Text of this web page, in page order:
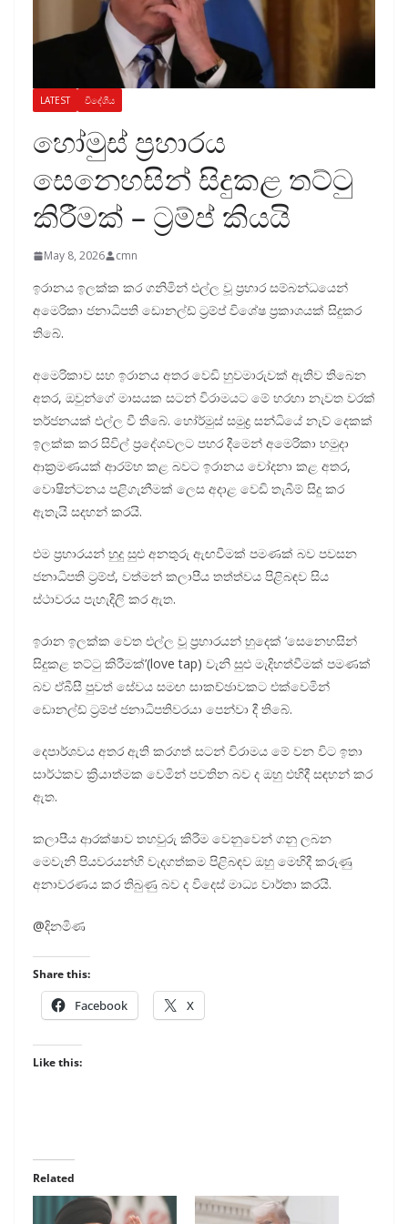
LATEST විදේශීය
හෝමුස් ප්‍රහාරය
සෙනෙහසින් සිදුකළ තට්ටු
කිරීමක් – ට්‍රම්ප් කියයි
May 8, 2026 cmn
ඉරානය ඉලක්ක කර ගනිමින් එල්ල වූ ප්‍රහාර සම්බන්ධයෙන්
අමෙරිකා ජනාධිපති ඩොනල්ඩ් ට්‍රම්ප් විශේෂ ප්‍රකාශයක් සිදුකර
තිබේ.
අමෙරිකාව සහ ඉරානය අතර වෙඩි හුවමාරුවක් ඇතිව තිබෙන
අතර, ඔවුන්ගේ මාසයක සටන් විරාමයට මේ හරහා නැවත වරක්
තර්ජනයක් එල්ල වී තිබේ. හෝර්මුස් සමුද්‍ර සන්ධියේ නැව් දෙකක්
ඉලක්ක කර සිවිල් ප්‍රදේශවලට පහර දීමෙන් අමෙරිකා හමුදා
ආක්‍රමණයක් ආරම්භ කළ බවට ඉරානය චෝදනා කළ අතර,
වොෂින්ටනය පළිගැනීමක් ලෙස අදාළ වෙඩි තැබීම් සිදු කර
ඇතැයි සදහන් කරයි.
එම ප්‍රහාරයන් හුදු සුළු අනතුරු ඇඟවීමක් පමණක් බව පවසන
ජනාධිපති ට්‍රම්ප්, වත්මන් කලාපීය තත්ත්වය පිළිබඳව සිය
ස්ථාවරය පැහැදිලි කර ඇත.
​ඉරාන ඉලක්ක වෙත එල්ල වූ ප්‍රහාරයන් හුදෙක් ‘සෙනෙහසින්
සිදුකළ තට්ටු කිරීමක්’(love tap) වැනි සුළු මැදිහත්වීමක් පමණක්
බව ඒබීසී පුවත් සේවය සමඟ සාකච්ඡාවකට එක්වෙමින්
ඩොනල්ඩ් ට්‍රම්ප් ජනාධිපතිවරයා පෙන්වා දී තිබේ.
දෙපාර්ශවය අතර ඇති කරගත් සටන් විරාමය මේ වන විට ඉතා
සාර්ථකව ක්‍රියාත්මක වෙමින් පවතින බව ද ඔහු එහිදී සඳහන් කර
ඇත.
කලාපීය ආරක්ෂාව තහවුරු කිරීම වෙනුවෙන් ගනු ලබන
මෙවැනි පියවරයන්හි වැදගත්කම පිළිබඳව ඔහු මෙහිදී කරුණු
අනාවරණය කර තිබුණු බව ද විදෙස් මාධ්‍ය වාර්තා කරයි.
@දිනමිණ
Share this:
Facebook X
Like this:
Related